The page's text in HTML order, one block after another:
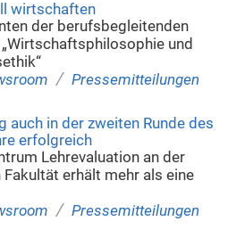
wirtschaften
der berufsbegleitenden
und
/ Pressemitteilungen
auch in der zweiten Runde des
erfolgreich
Lehrevaluation an der
erhält mehr als eine
/ Pressemitteilungen